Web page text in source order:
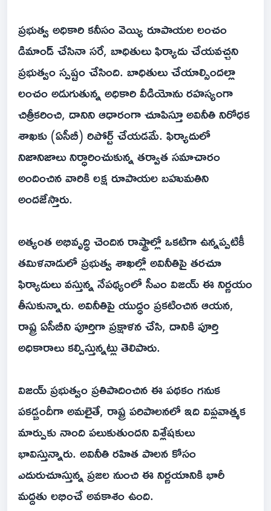
ప్రభుత్వ అధికారి కనీసం వెయ్యి రూపాయల లంచం
డిమాండ్ చేసినా సరే, బాధితులు ఫిర్యాదు చేయవచ్చని
ప్రభుత్వం స్పష్టం చేసింది. బాధితులు చేయాల్సిందల్లా
లంచం అడుగుతున్న అధికారి వీడియోను రహస్యంగా
చిత్రీకరించి, దానిని ఆధారంగా చూపిస్తూ అవినీతి నిరోధక
శాఖకు (ఏసీబీ) రిపోర్ట్ చేయడమే. ఫిర్యాదులో
నిజానిజాలు నిర్ధారించుకున్న తర్వాత సమాచారం
అందించిన వారికి లక్ష రూపాయల బహుమతిని
అందజేస్తారు.
అత్యంత అభివృద్ధి చెందిన రాష్ట్రాల్లో ఒకటిగా ఉన్నప్పటికీ
తమిళనాడులో ప్రభుత్వ శాఖల్లో అవినీతిపై తరచూ
ఫిర్యాదులు వస్తున్న నేపథ్యంలో సీఎం విజయ్ ఈ నిర్ణయం
తీసుకున్నారు. అవినీతిపై యుద్ధం ప్రకటించిన ఆయన,
రాష్ట్ర ఏసీబీని పూర్తిగా ప్రక్షాళన చేసి, దానికి పూర్తి
అధికారాలు కల్పిస్తున్నట్లు తెలిపారు.
విజయ్ ప్రభుత్వం ప్రతిపాదించిన ఈ పథకం గనుక
పకడ్బందీగా అమలైతే, రాష్ట్ర పరిపాలనలో ఇది విప్లవాత్మక
మార్పుకు నాంది పలుకుతుందని విశ్లేషకులు
భావిస్తున్నారు. అవినీతి రహిత పాలన కోసం
ఎదురుచూస్తున్న ప్రజల నుంచి ఈ నిర్ణయానికి భారీ
మద్దతు లభించే అవకాశం ఉంది.